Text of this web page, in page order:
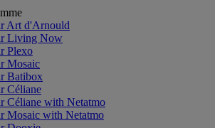
Art d'Arnould
Living Now
Plexo
Mosaic
Batibox
Céliane
Céliane with Netatmo
Mosaic with Netatmo